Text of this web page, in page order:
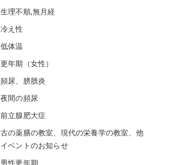
生理不順,無月経
冷え性
低体温
更年期（女性）
頻尿、膀胱炎
夜間の頻尿
前立腺肥大症
古の薬膳の教室、現代の栄養学の教室、他
イベントのお知らせ
男性更年期